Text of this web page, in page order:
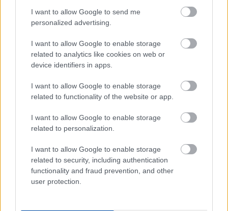
I want to allow Google to send me
personalized advertising.
I want to allow Google to enable storage
related to analytics like cookies on web or
device identifiers in apps.
I want to allow Google to enable storage
related to functionality of the website or app.
I want to allow Google to enable storage
related to personalization.
I want to allow Google to enable storage
related to security, including authentication
functionality and fraud prevention, and other
user protection.
Manhattanbe szédítő tempóval szakadunk be,
simán behozzuk a QBB-n elvesztett perceket, lobog a
hajunk és őrjöng a tömeg, ahogy lekanyarodunk a
hídrol. A rajt és a cél után ez a verseny harmadik
csúcspontja, elképesztő lökést ad. A First Avenue-n
szívom magamba a tömeg energiáját de nem
vagyok kezdő - tudom, hogy itt kell figyelni a
tempóra és a pulzusra. Közeledik a 30. kili és itt
szokták az emberek elfutni az erejüket, ebből lesz
hosszú gyaloglás fél óra múlva. Bár a lábaim tudnák
tartani a tempót az iramfutóval, de nagyon lihegek,
rossz vége lesz, hagyom elmenni őket.
A Bronxban akkora hangerővel tolják a zenét, hogy
beszakad a dobhártyám, egy kis híd be a Bronxba,